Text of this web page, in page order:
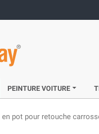
PEINTURE VOITURE
pot pour retouche